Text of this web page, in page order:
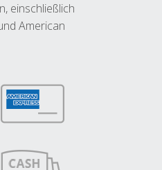
einschließlich
American